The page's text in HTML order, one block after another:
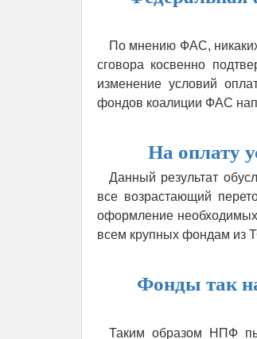
По мнению ФАС,
сговора косвенно
изменение условий
фондов коалиции ФАС
На оплату
Данный результат
все возрастающий
оформление необходимых
всем крупных фондам из
Фонды так
Таким образом НПФ